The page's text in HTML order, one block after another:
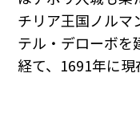
チリア王国ノルマ
テル・デローボを
経て、1691年に現